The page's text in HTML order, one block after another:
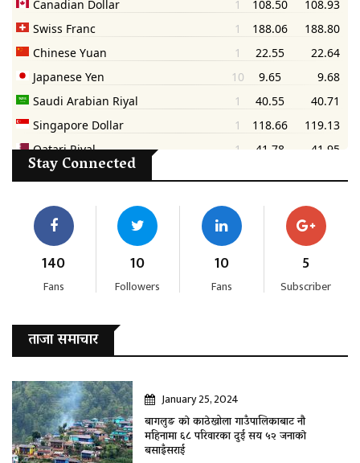
Stay Connected
140
Fans
10
Followers
10
Fans
5
Subscriber
ताजा समाचार
January 25, 2024
बागलुङ काे काठेखोला गाउँपालिकाबाट नौ
महिनामा ६८ परिवारका दुई सय ५२ जनाकाे
बसाइँसराई